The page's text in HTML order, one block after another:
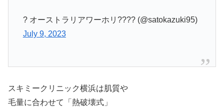
? オーストラリアワーホリ???? (@satokazuki95)
July 9, 2023
スキミークリニック横浜は肌質や
毛量に合わせて「熱破壊式」